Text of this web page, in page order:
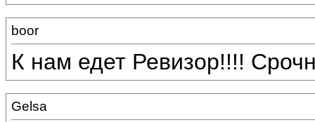
boor
К нам едет Ревизор!!!!
Gelsa